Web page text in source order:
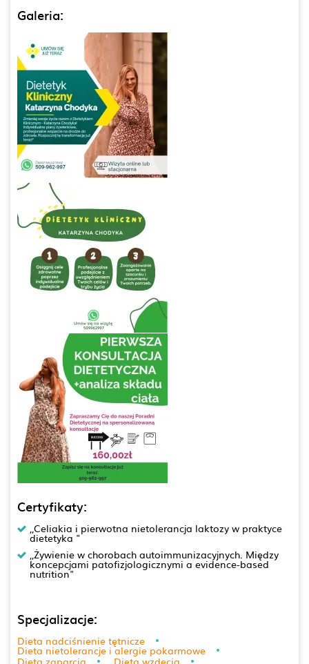
Galeria:
Certyfikaty:
,,Celiakia i pierwotna nietolerancja laktozy w praktyce
dietetyka "
,,Żywienie w chorobach autoimmunizacyjnych. Między
koncepcjami patofizjologicznymi a evidence-based
nutrition"
Specjalizacje:
Dieta nadciśnienie tętnicze
Dieta nietolerancje i alergie pokarmowe
Dieta zaparcia
Dieta wzdęcia